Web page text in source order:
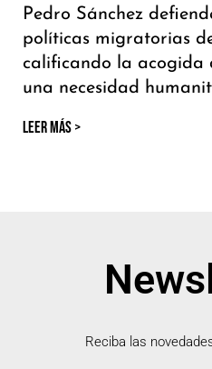
Pedro Sánchez
políticas migratorias
calificando la acogida
una necesidad
LEER MÁS >
Reciba las